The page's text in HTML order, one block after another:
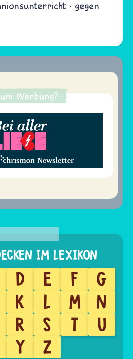
gegen
Werbung?
D E F
G
K L M
N
R S T
U
Y Z